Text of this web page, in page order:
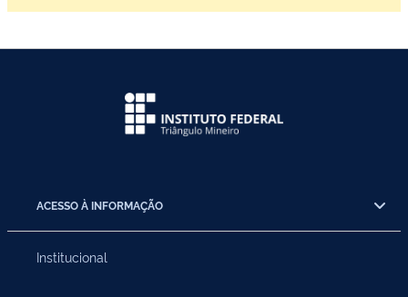
ACESSO À INFORMAÇÃO
Institucional